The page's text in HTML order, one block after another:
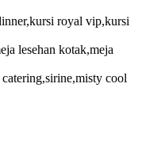
royal vip,kursi
lesehan kotak,meja
cool